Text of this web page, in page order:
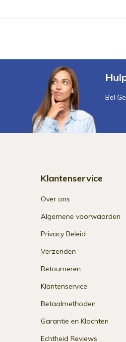
Bel
Klantenservice
Over ons
Algemene voorwaarden
Privacy Beleid
Verzenden
Retourneren
Klantenservice
Betaalmethoden
Garantie en Klachten
Echtheid Reviews